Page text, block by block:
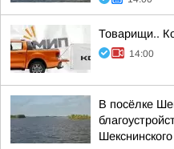
Товарищи..
14:00
В посёлке